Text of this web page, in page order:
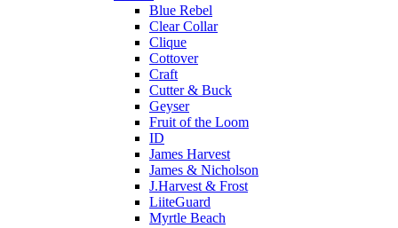
Blue Rebel
Clear Collar
Clique
Cottover
Craft
Cutter & Buck
Geyser
Fruit of the Loom
ID
James Harvest
James & Nicholson
J.Harvest & Frost
LiiteGuard
Myrtle Beach